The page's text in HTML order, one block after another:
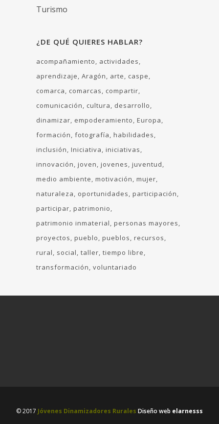
Turismo
¿DE QUÉ QUIERES HABLAR?
acompañamiento
actividades
aprendizaje Aragón arte
caspe
comarca
comarcas
compartir
comunicación
cultura
desarrollo
dinamizar empoderamiento Europa
formación fotografía habilidades
inclusión Iniciativa iniciativas
innovación joven jovenes juventud
medio ambiente motivación mujer
naturaleza
oportunidades participación
participar patrimonio
patrimonio inmaterial personas mayores
proyectos pueblo pueblos recursos
rural
social taller tiempo libre
transformación voluntariado
© 2017 Jóvenes Dinamizadores Rurales Diseño web elarnesss